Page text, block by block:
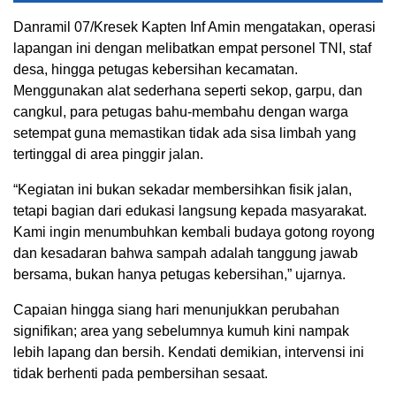
Danramil 07/Kresek Kapten Inf Amin mengatakan, operasi
lapangan ini dengan melibatkan empat personel TNI, staf
desa, hingga petugas kebersihan kecamatan.
Menggunakan alat sederhana seperti sekop, garpu, dan
cangkul, para petugas bahu-membahu dengan warga
setempat guna memastikan tidak ada sisa limbah yang
tertinggal di area pinggir jalan.
“Kegiatan ini bukan sekadar membersihkan fisik jalan,
tetapi bagian dari edukasi langsung kepada masyarakat.
Kami ingin menumbuhkan kembali budaya gotong royong
dan kesadaran bahwa sampah adalah tanggung jawab
bersama, bukan hanya petugas kebersihan,” ujarnya.
Capaian hingga siang hari menunjukkan perubahan
signifikan; area yang sebelumnya kumuh kini nampak
lebih lapang dan bersih. Kendati demikian, intervensi ini
tidak berhenti pada pembersihan sesaat.